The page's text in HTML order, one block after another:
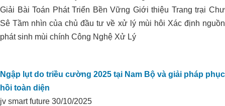
HẠ PHÈN DÙNG ORGANIC
CARBON CHO VÙNG CHUYÊN
Giải Bài Toán Phát Triển Bền Vững Giới thiệu Trang trại Chư
Sê Tầm nhìn của chủ đầu tư về xử lý mùi hôi Xác định nguồn
phát sinh mùi chính Công Nghệ Xử Lý
Ngập lụt do triều cường 2025 tại Nam Bộ và giải pháp phục
hồi toàn diện
jv smart future 30/10/2025